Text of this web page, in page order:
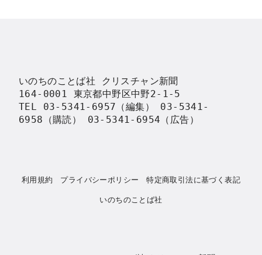
いのちのことば社 クリスチャン新聞
164-0001 東京都中野区中野2-1-5
TEL 03-5341-6957（編集） 03-5341-
6958（購読） 03-5341-6954（広告）
利用規約 プライバシーポリシー
特定商取引法に基づく表記
いのちのことば社